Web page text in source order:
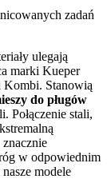
zadań
ulegają
marki Kueper
Kombi. Stanowią
do pługów
Połączenie stali,
w odpowiednim
modele